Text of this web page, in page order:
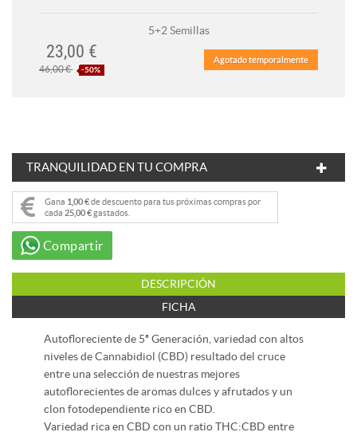
5+2 Semillas
Agotado temporalmente
23,00 €
46,00 € -50%
TRANQUILIDAD EN TU COMPRA
Gana 1,00 €de descuento para tus próximas compras por
cada 25,00 €gastados.
Compartir
DESCRIPCIÓN
FICHA
Autofloreciente de 5ª Generación, variedad con altos
niveles de Cannabidiol (CBD) resultado del cruce
entre una selección de nuestras mejores
autoflorecientes de aromas dulces y afrutados y un
clon fotodependiente rico en CBD.
Variedad rica en CBD con un ratio THC:CBD entre